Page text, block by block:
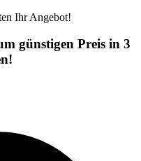
Ihr Angebot!
günstigen Preis in 3